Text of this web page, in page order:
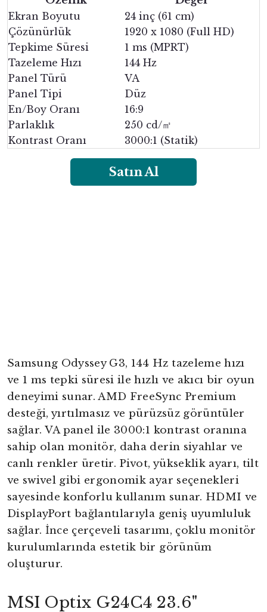
Ekran Boyutu
24 inç (61 cm)
Çözünürlük
1920 x 1080 (Full HD)
Tepkime Süresi
1 ms (MPRT)
Tazeleme Hızı
144 Hz
Panel Türü
VA
Panel Tipi
Düz
En/Boy Oranı
16:9
Parlaklık
250 cd/㎡
Kontrast Oranı
3000:1 (Statik)
Satın Al
Samsung Odyssey G3, 144 Hz tazeleme hızı
ve 1 ms tepki süresi ile hızlı ve akıcı bir oyun
deneyimi sunar. AMD FreeSync Premium
desteği, yırtılmasız ve pürüzsüz görüntüler
sağlar. VA panel ile 3000:1 kontrast oranına
sahip olan monitör, daha derin siyahlar ve
canlı renkler üretir. Pivot, yükseklik ayarı, tilt
ve swivel gibi ergonomik ayar seçenekleri
sayesinde konforlu kullanım sunar. HDMI ve
DisplayPort bağlantılarıyla geniş uyumluluk
sağlar. İnce çerçeveli tasarımı, çoklu monitör
kurulumlarında estetik bir görünüm
oluşturur.
MSI Optix G24C4 23.6"